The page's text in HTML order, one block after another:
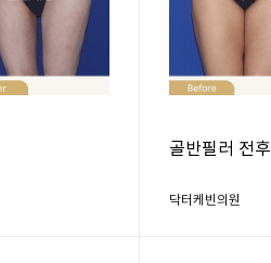
골반필러 전후
닥터케빈의원